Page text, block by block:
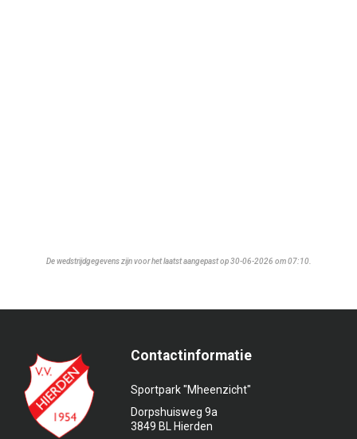
De wedstrijdgegevens zijn voor het laatst aangepast op 30-06-2026 om 07:10.
Contactinformatie
Sportpark "Mheenzicht"
Dorpshuisweg 9a
3849 BL Hierden